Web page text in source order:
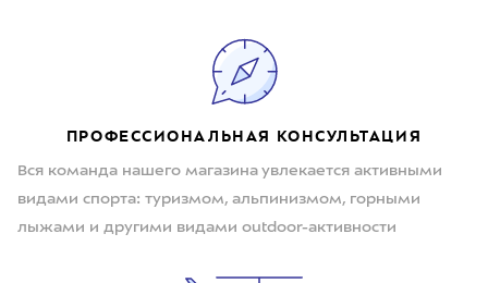
ПРОФЕССИОНАЛЬНАЯ КОНСУЛЬТАЦИЯ
Вся команда нашего магазина увлекается активными
видами спорта: туризмом, альпинизмом, горными
лыжами и другими видами outdoor-активности